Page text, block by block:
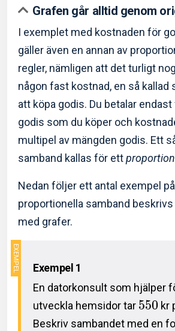
Grafen går alltid genom
I exemplet med kostnaden för
gäller även en annan av
regler, nämligen att det turligt
någon fast kostnad, en så kallad
att köpa godis. Du betalar
godis som du köper och
multipel av mängden godis. Ett
samband kallas för ett
Nedan följer ett antal exempel
proportionella samband
med grafer.
Exempel 1
En datorkonsult som hjälper
utveckla hemsidor tar 550 kr
Beskriv sambandet med en